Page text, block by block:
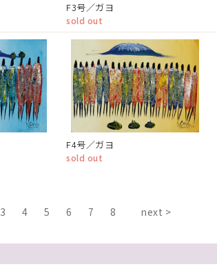
F3号／ガヨ
sold out
F4号／ガヨ
sold out
3 4 5 6 7 8 next >